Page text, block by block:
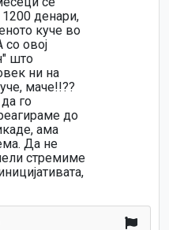
денари,
куче во
со овој
што
ни на
маче!!??
го
до
ама
Да не
стремиме